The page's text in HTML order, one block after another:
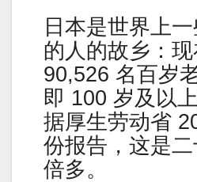
日本是世界上
的人的故乡：
90,526 名百岁
即 100 岁及以
据厚生劳动省
份报告，这是
倍多。